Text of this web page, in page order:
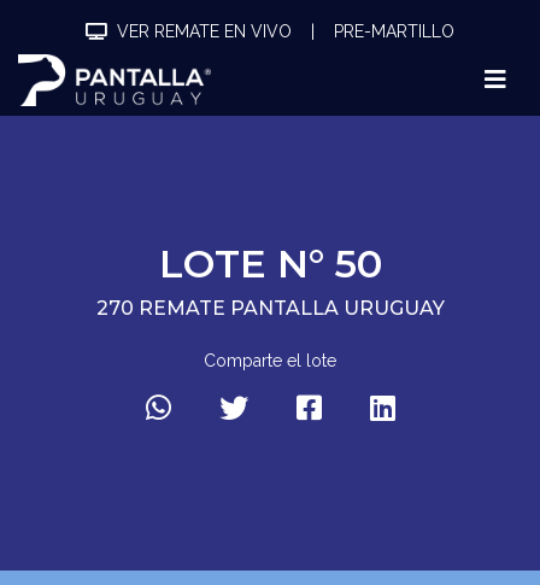
VER REMATE EN VIVO PRE-MARTILLO
LOTE N° 50
270 REMATE PANTALLA URUGUAY
Comparte el lote